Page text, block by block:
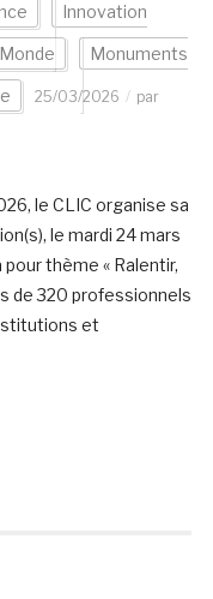
Innovation
Monde Monuments
25/03/2026
par
le CLIC organise sa
le mardi 24 mars
thème « Ralentir,
de 320 professionnels
et